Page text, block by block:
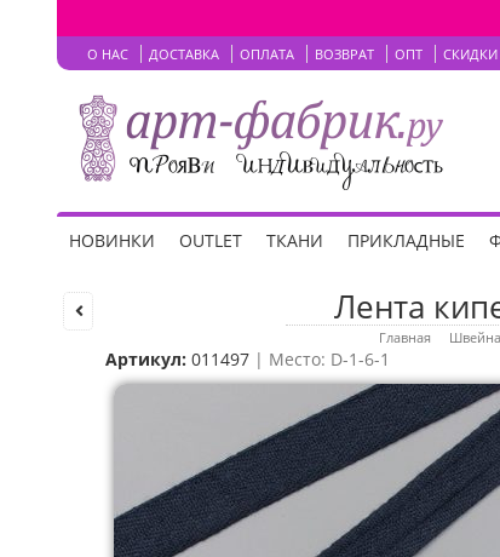
О НАС ДОСТАВКА ОПЛАТА ВОЗВРАТ ОПТ СКИДКИ
НОВИНКИ OUTLET ТКАНИ ПРИКЛАДНЫЕ
Лента
Главная
Артикул: 011497 | Место: D-1-6-1